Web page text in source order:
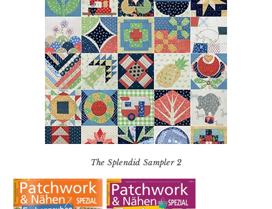
The Splendid Sampler 2